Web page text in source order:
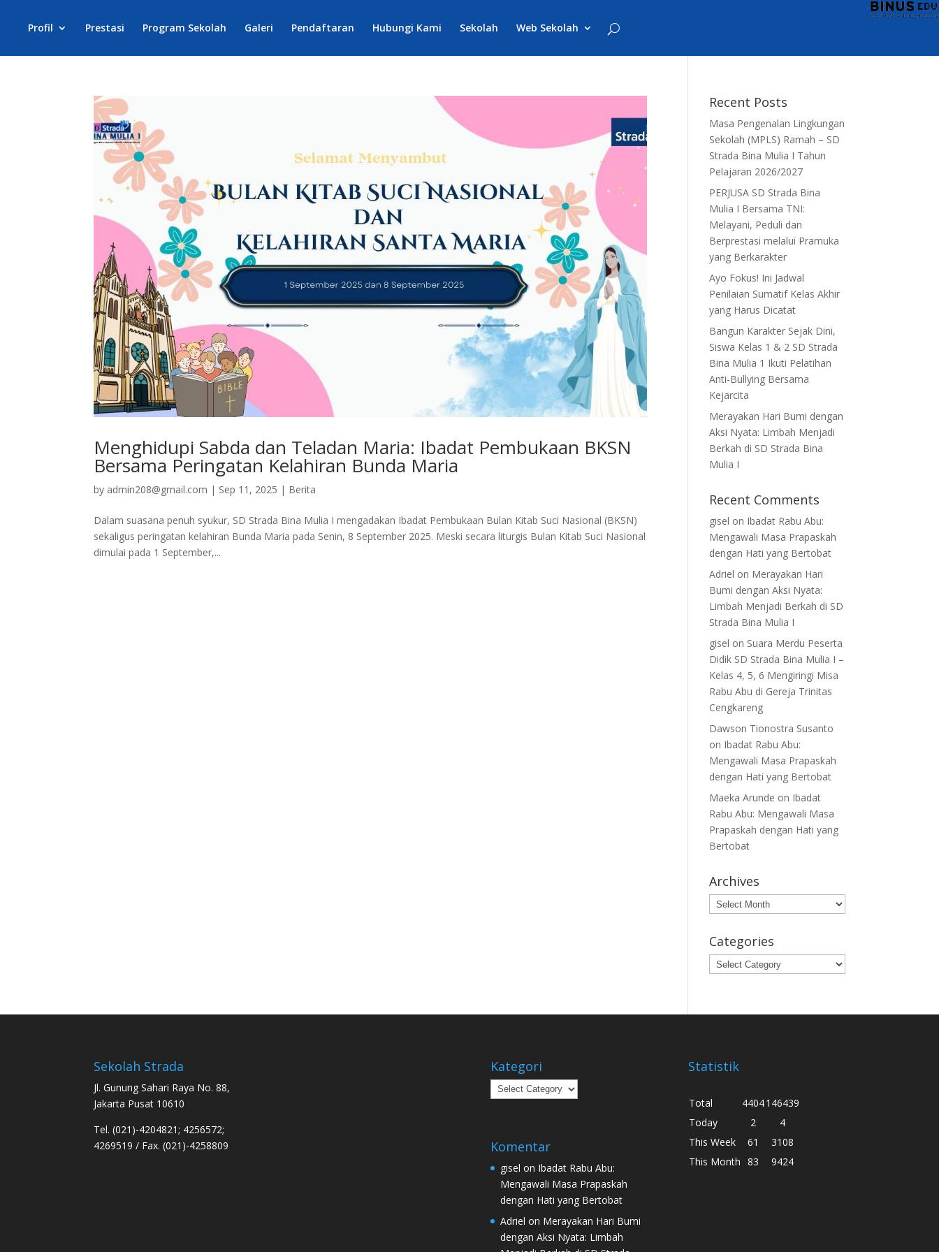
Profil Prestasi Program Sekolah Galeri Pendaftaran Hubungi Kami Sekolah Web Sekolah
Menghidupi Sabda dan Teladan Maria: Ibadat Pembukaan BKSN
Bersama Peringatan Kelahiran Bunda Maria
by admin208@gmail.com | Sep 11, 2025 | Berita
Dalam suasana penuh syukur, SD Strada Bina Mulia I mengadakan Ibadat Pembukaan Bulan Kitab Suci Nasional (BKSN)
sekaligus peringatan kelahiran Bunda Maria pada Senin, 8 September 2025. Meski secara liturgis Bulan Kitab Suci Nasional
dimulai pada 1 September,...
Recent Posts
Masa Pengenalan Lingkungan
Sekolah (MPLS) Ramah – SD
Strada Bina Mulia I Tahun
Pelajaran 2026/2027
PERJUSA SD Strada Bina
Mulia I Bersama TNI:
Melayani, Peduli dan
Berprestasi melalui Pramuka
yang Berkarakter
Ayo Fokus! Ini Jadwal
Penilaian Sumatif Kelas Akhir
yang Harus Dicatat
Bangun Karakter Sejak Dini,
Siswa Kelas 1 & 2 SD Strada
Bina Mulia 1 Ikuti Pelatihan
Anti-Bullying Bersama
Kejarcita
Merayakan Hari Bumi dengan
Aksi Nyata: Limbah Menjadi
Berkah di SD Strada Bina
Mulia I
Recent Comments
gisel on Ibadat Rabu Abu:
Mengawali Masa Prapaskah
dengan Hati yang Bertobat
Adriel on Merayakan Hari
Bumi dengan Aksi Nyata:
Limbah Menjadi Berkah di SD
Strada Bina Mulia I
gisel on Suara Merdu Peserta
Didik SD Strada Bina Mulia I –
Kelas 4, 5, 6 Mengiringi Misa
Rabu Abu di Gereja Trinitas
Cengkareng
Dawson Tionostra Susanto
on Ibadat Rabu Abu:
Mengawali Masa Prapaskah
dengan Hati yang Bertobat
Maeka Arunde on Ibadat
Rabu Abu: Mengawali Masa
Prapaskah dengan Hati yang
Bertobat
Archives
Archives
Categories
Categories
Sekolah Strada
Jl. Gunung Sahari Raya No. 88,
Jakarta Pusat 10610
Tel. (021)-4204821; 4256572;
4269519 / Fax. (021)-4258809
Kategori
Kategori
Komentar
gisel on Ibadat Rabu Abu:
Mengawali Masa Prapaskah
dengan Hati yang Bertobat
Adriel on Merayakan Hari Bumi
dengan Aksi Nyata: Limbah
Statistik
Total 4404146439
Today
2
4
This Week
61
3108
This Month 83 9424